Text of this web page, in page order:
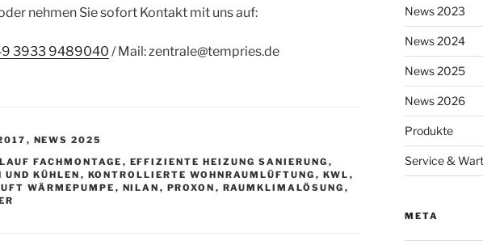
nehmen Sie sofort Kontakt mit uns auf:
3933 9489040 / Mail: zentrale@tempries.de
, NEWS 2025
FACHMONTAGE , EFFIZIENTE HEIZUNG SANIERUNG ,
UND KÜHLEN , KONTROLLIERTE WOHNRAUMLÜFTUNG , KWL ,
WÄRMEPUMPE , NILAN , PROXON , RAUMKLIMALÖSUNG ,
News 2023
News 2024
News 2025
News 2026
Produkte
Service &
META